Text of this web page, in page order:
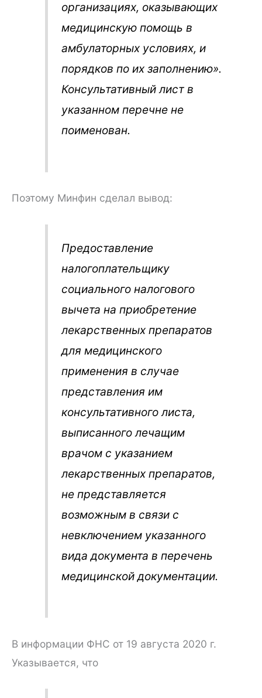
организациях, оказывающих
медицинскую помощь в
амбулаторных условиях, и
порядков по их заполнению».
Консультативный лист в
указанном перечне не
поименован.
Поэтому Минфин сделал вывод:
Предоставление
налогоплательщику
социального налогового
вычета на приобретение
лекарственных препаратов
для медицинского
применения в случае
представления им
консультативного листа,
выписанного лечащим
врачом с указанием
лекарственных препаратов,
не представляется
возможным в связи с
невключением указанного
вида документа в перечень
медицинской документации.
В информации ФНС от 19 августа 2020 г.
Указывается, что